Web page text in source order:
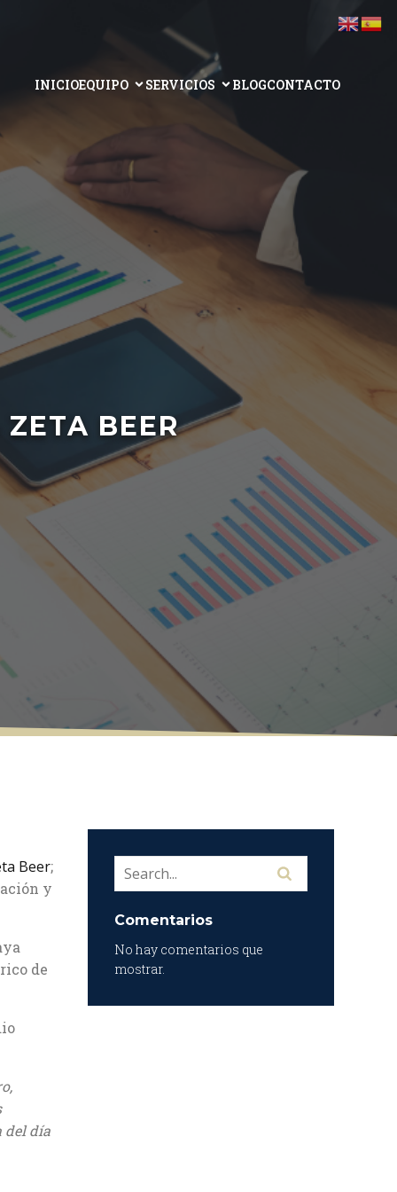
INICIOEQUIPO SERVICIOS BLOGCONTACTO
BEER
Beer;
y
de
del día
Comentarios
No hay comentarios que
mostrar.